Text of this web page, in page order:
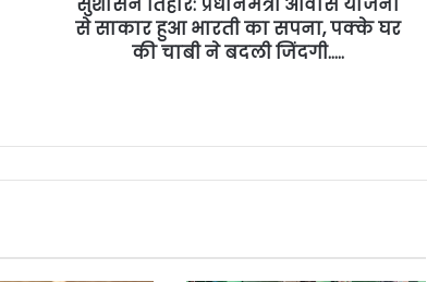
से साकार हुआ भारती का सपना, पक्के घर
की चाबी ने बदली जिंदगी…..